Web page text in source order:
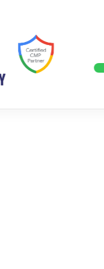
靠攏：Samsung